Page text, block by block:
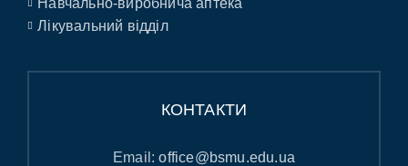
Навчально-виробнича аптека
Лікувальний відділ
КОНТАКТИ
Email:office@bsmu.edu.ua